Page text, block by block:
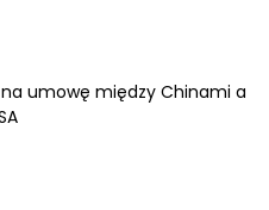
na umowę między Chinami a